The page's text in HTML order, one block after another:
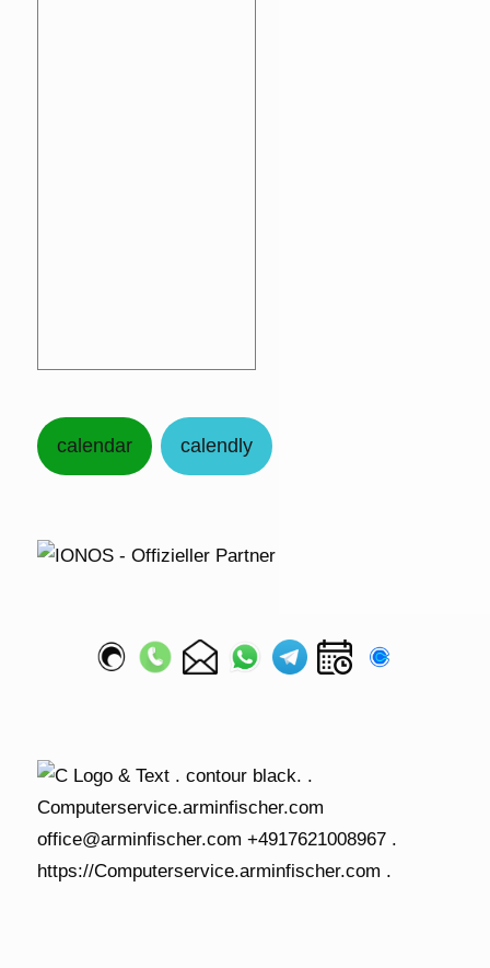
calendar calendly